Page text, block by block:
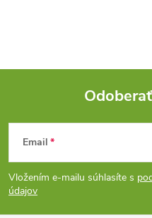
Z
á
p
Email
Vložením e-mailu súhlasíte s
údajov